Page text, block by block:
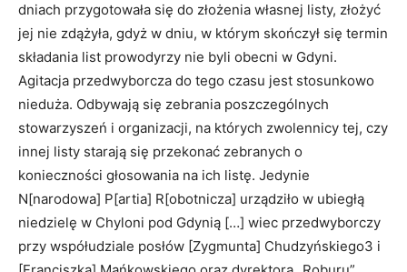
dniach przygotowała się do złożenia własnej listy, złożyć
jej nie zdążyła, gdyż w dniu, w którym skończył się termin
składania list prowodyrzy nie byli obecni w Gdyni.
Agitacja przedwyborcza do tego czasu jest stosunkowo
nieduża. Odbywają się zebrania poszczególnych
stowarzyszeń i organizacji, na których zwolennicy tej, czy
innej listy starają się przekonać zebranych o
konieczności głosowania na ich listę. Jedynie
N[narodowa] P[artia] R[obotnicza] urządziło w ubiegłą
niedzielę w Chyloni pod Gdynią […] wiec przedwyborczy
przy współudziale posłów [Zygmunta] Chudzyńskiego3 i